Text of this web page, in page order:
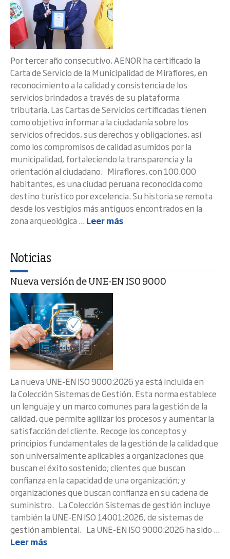
Por tercer año consecutivo, AENOR ha certificado la
Carta de Servicio de la Municipalidad de Miraflores, en
reconocimiento a la calidad y consistencia de los
servicios brindados a través de su plataforma
tributaria. Las Cartas de Servicios certificadas tienen
como objetivo informar a la ciudadanía sobre los
servicios ofrecidos, sus derechos y obligaciones, así
como los compromisos de calidad asumidos por la
municipalidad, fortaleciendo la transparencia y la
orientación al ciudadano. Miraflores, con 100.000
habitantes, es una ciudad peruana reconocida como
destino turístico por excelencia. Su historia se remota
desde los vestigios más antiguos encontrados en la
zona arqueológica ... Leer más
Noticias
Nueva versión de UNE-EN ISO 9000
La nueva UNE-EN ISO 9000:2026 ya está incluida en
la Colección Sistemas de Gestión. Esta norma establece
un lenguaje y un marco comunes para la gestión de la
calidad, que permite agilizar los procesos y aumentar la
satisfacción del cliente. Recoge los conceptos y
principios fundamentales de la gestión de la calidad que
son universalmente aplicables a organizaciones que
buscan el éxito sostenido; clientes que buscan
confianza en la capacidad de una organización; y
organizaciones que buscan confianza en su cadena de
suministro. La Colección Sistemas de gestión incluye
también la UNE-EN ISO 14001:2026, de sistemas de
gestión ambiental. La UNE-EN ISO 9000:2026 ha sido ...
Leer más